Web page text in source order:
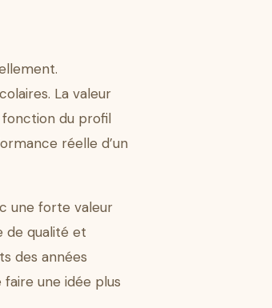
La valeur
du profil
réelle d’un
une forte valeur
de qualité et
des années
une idée plus